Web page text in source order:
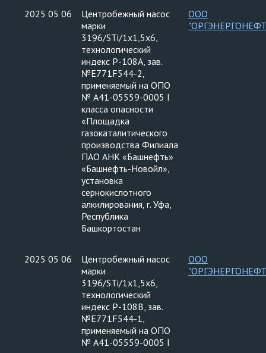
2025 05 06
Центробежный насос
марки
3196/STi/1х1,5х6,
технологический
индекс Р-108А, зав.
№Е771F544-2,
применяемый на ОПО
№ А41-05559-0005 I
класса опасности
«Площадка
газокаталитического
производства Филиала
ПАО АНК «Башнефть»
«Башнефть-Новойл»,
установка
сернокислотного
алкилирования, г. Уфа,
Республика
Башкортостан
ООО
2025 05 06
Центробежный насос
марки
3196/STi/1х1,5х6,
технологический
индекс Р-108В, зав.
№Е771F544-1,
применяемый на ОПО
№ А41-05559-0005 I
ООО